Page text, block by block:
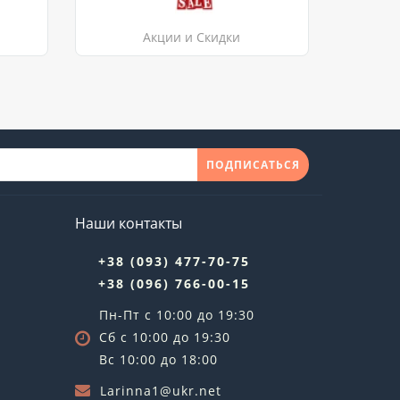
Акции и Скидки
ПОДПИСАТЬСЯ
Наши контакты
+38 (093) 477-70-75
+38 (096) 766-00-15
Пн-Пт с 10:00 до 19:30
Сб с 10:00 до 19:30
Вс 10:00 до 18:00
Larinna1@ukr.net